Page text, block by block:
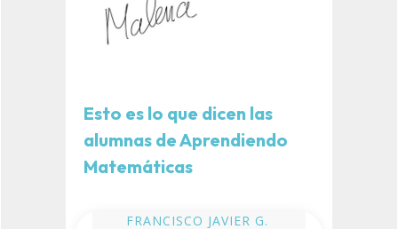
Esto es lo que dicen las
alumnas de Aprendiendo
Matemáticas
FRANCISCO JAVIER G.